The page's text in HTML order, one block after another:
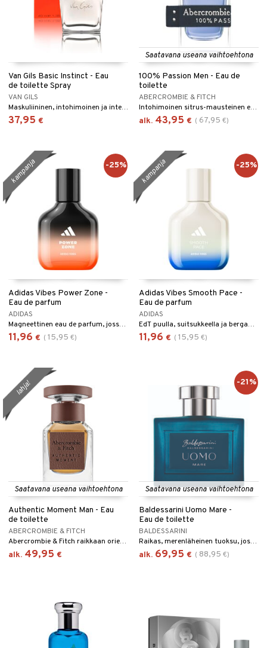
Van Gils Basic Instinct - Eau
de toilette Spray
VAN GILS
Maskuliininen, intohimoinen ja intensiivinen eau de toilette Van Gilsilta.
37,95 €
Saatavana useana vaihtoehtona
100% Passion Men - Eau de
toilette
ABERCROMBIE & FITCH
Intohimoinen sitrus-mausteinen eau de toilette Abercrombie & Fitchiltä.
alk. 43,95 € ( 67,95 €)
Adidas Vibes Power Zone -
Eau de parfum
ADIDAS
Magneettinen eau de parfum, jossa on oudin ja luumun vivahteita.
11,96 € ( 15,95 €)
kampanja -25%
Adidas Vibes Smooth Pace -
Eau de parfum
ADIDAS
EdT puulla, suitsukkeella ja bergamotilla
11,96 € ( 15,95 €)
kampanja -25%
Saatavana useana vaihtoehtona
Authentic Moment Man - Eau
de toilette
ABERCROMBIE & FITCH
Abercrombie & Fitch raikkaan orientaalinen eau de cologne
alk. 49,95 €
lahja!
Saatavana useana vaihtoehtona
Baldessarini Uomo Mare -
Eau de toilette
BALDESSARINI
Raikas, merenläheinen tuoksu, jossa on sitruksen ja puun sävyjä.
alk. 69,95 € ( 88,95 €)
-21%